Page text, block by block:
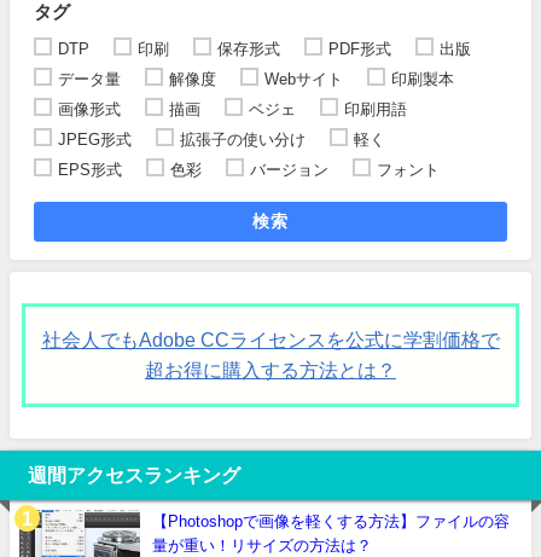
タグ
DTP 印刷 保存形式 PDF形式
出版
データ量
解像度 Webサイト
印刷製本
画像形式
描画 ベジェ
印刷用語
JPEG形式
拡張子の使い分け
軽く
EPS形式
色彩 バージョン フォント
検索
社会人でもAdobe CCライセンスを公式に学割価格で
超お得に購入する方法とは？
週間アクセスランキング
【Photoshopで画像を軽くする方法】ファイルの容
量が重い！リサイズの方法は？